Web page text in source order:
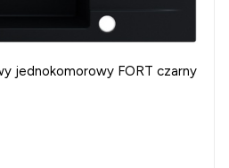
jednokomorowy FORT czarny